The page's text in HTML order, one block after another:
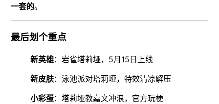
一套的。
最后划个重点
新英雄：岩雀塔莉垭，5月15日上线
新皮肤：泳池派对塔莉垭，特效清凉解压
小彩蛋：塔莉垭教嘉文冲浪，官方玩梗